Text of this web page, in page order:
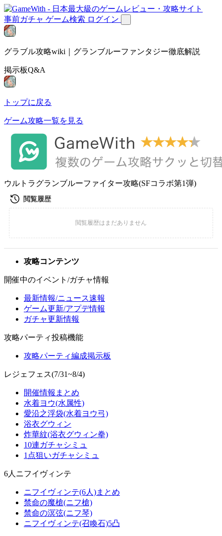
事前ガチャ ゲーム検索 ログイン
グラブル攻略wiki｜グランブルーファンタジー徹底解説
掲示板Q&A
トップに戻る
ゲーム攻略一覧を見る
ウルトラグランブルーファイター攻略(SFコラボ第1弾)
攻略コンテンツ
開催中のイベント/ガチャ情報
最新情報/ニュース速報
ゲーム更新/アプデ情報
ガチャ更新情報
攻略パーティ投稿機能
攻略パーティ編成掲示板
レジェフェス(7/31~8/4)
開催情報まとめ
水着ヨウ(水属性)
愛沿之浮袋(水着ヨウ弓)
浴衣グウィン
炸華紋(浴衣グウィン拳)
10連ガチャシミュ
1点狙いガチャシミュ
6人ニフイヴィンテ
ニフイヴィンテ(6人)まとめ
禁命の魔槍(ニフ槍)
禁命の溟弦(ニフ琴)
ニフイヴィンテ(召喚石)5凸